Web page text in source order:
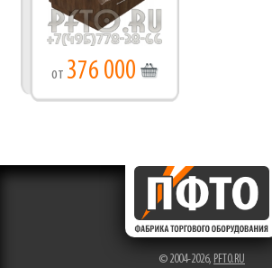
от 376 000
© 2004-2026, PFTO.RU